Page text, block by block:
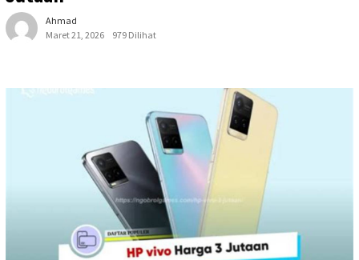
Ahmad
Maret 21, 2026
979 Dilihat